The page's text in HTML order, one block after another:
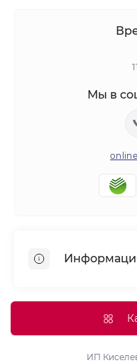
Мы в
Доставка
Политика ИП